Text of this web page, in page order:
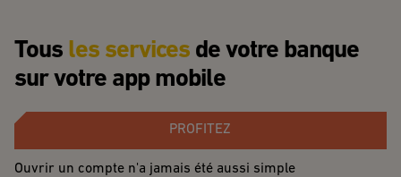
Tous les services de votre banque
sur votre app mobile
PROFITEZ
Ouvrir un compte n'a jamais été aussi simple